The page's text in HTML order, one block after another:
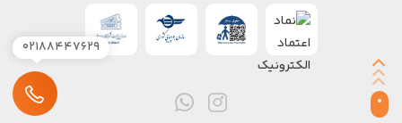
۰۲۱۸۸۴۴۷۶۲۹